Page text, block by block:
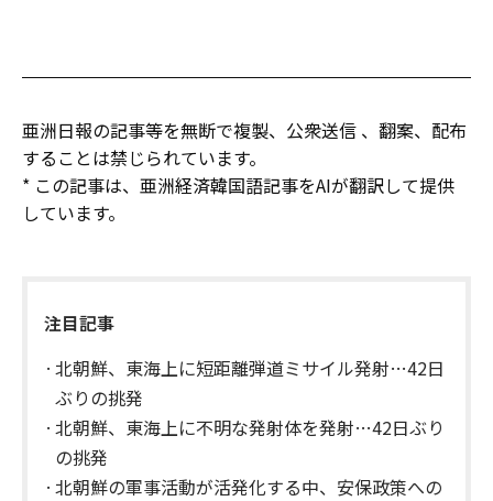
亜洲日報の記事等を無断で複製、公衆送信 、翻案、配布
することは禁じられています。
* この記事は、亜洲経済韓国語記事をAIが翻訳して提供
しています。
注目記事
北朝鮮、東海上に短距離弾道ミサイル発射…42日
ぶりの挑発
北朝鮮、東海上に不明な発射体を発射…42日ぶり
の挑発
北朝鮮の軍事活動が活発化する中、安保政策への